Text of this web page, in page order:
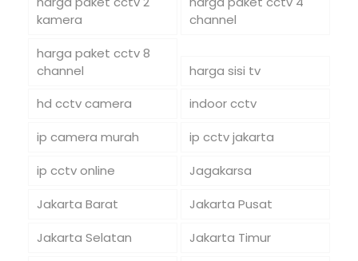
kamera
channel
harga paket cctv 8
channel
harga sisi tv
hd cctv camera
indoor cctv
ip camera murah
ip cctv jakarta
ip cctv online
Jagakarsa
Jakarta Barat
Jakarta Pusat
Jakarta Selatan
Jakarta Timur